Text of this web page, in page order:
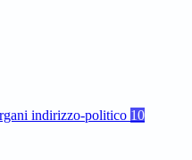
indirizzo-politico 10